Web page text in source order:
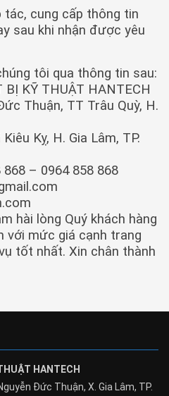
tác, cung cấp thông tin
sau khi nhận được yêu
tôi qua thông tin sau:
KỸ THUẬT HANTECH
Thuận, TT Trâu Quỳ, H.
Kỵ, H. Gia Lâm, TP.
– 0964 858 868
hài lòng Quý khách hàng
với mức giá cạnh trang
tốt nhất. Xin chân thành
HANTECH
Đức Thuận, X. Gia Lâm, TP.